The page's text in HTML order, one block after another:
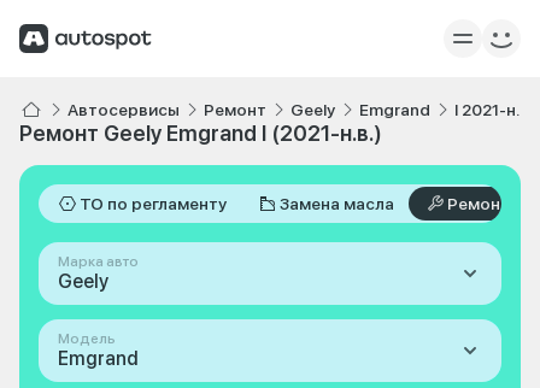
Автосервисы Ремонт Geely Emgrand I 2021-н.в.
Ремонт Geely Emgrand I (2021-н.в.)
ТО по регламенту Замена масла Ремонт
Марка авто
Geely
Модель
Emgrand